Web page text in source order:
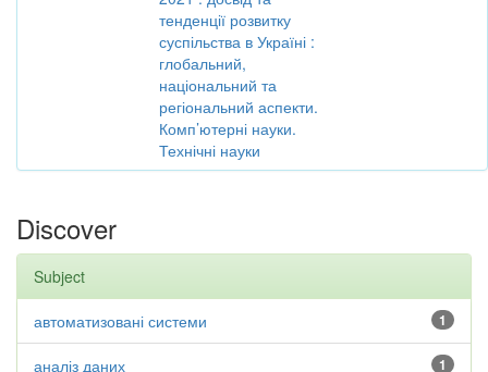
тенденції розвитку
суспільства в Україні :
глобальний,
національний та
регіональний аспекти.
Комп’ютерні науки.
Технічні науки
Discover
Subject
1
автоматизовані системи
1
аналіз даних